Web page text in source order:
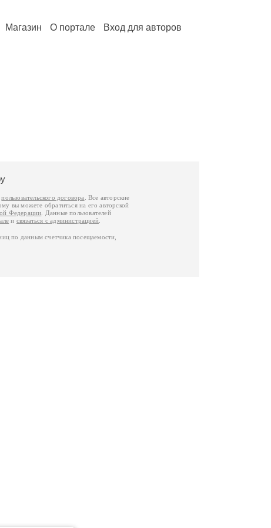
Магазин О портале Вход для авторов
пользовательского договора
. Все авторские
вы можете обратиться на его авторской
Федерации . Данные пользователей
и связаться с администрацией
по данным счетчика посещаемости,